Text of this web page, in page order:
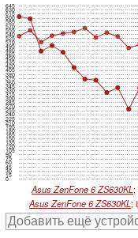
0
15
30
45
60
75
90
105
120
135
150
165
180
195
210
225
240
255
270
285
300
315
330
345
360
375
390
405
420
435
450
465
480
495
510
525
540
555
570
585
600
615
630
645
Asus ZenFone 6 ZS630KL
Asus ZenFone 6 ZS630KL ;